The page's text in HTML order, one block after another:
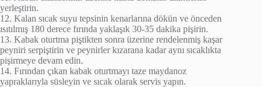
yerleştirin.
12. Kalan sıcak suyu tepsinin kenarlarına dökün ve önceden
ısıtılmış 180 derece fırında yaklaşık 30-35 dakika pişirin.
13. Kabak oturtma piştikten sonra üzerine rendelenmiş kaşar
peyniri serpiştirin ve peynirler kızarana kadar aynı sıcaklıkta
pişirmeye devam edin.
14. Fırından çıkan kabak oturtmayı taze maydanoz
yapraklarıyla süsleyin ve sıcak olarak servis yapın.